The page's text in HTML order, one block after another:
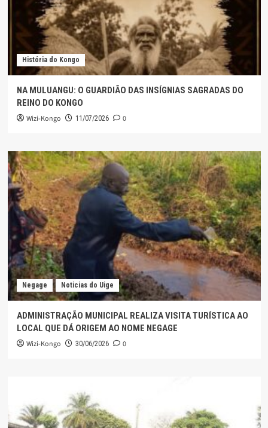
História do Kongo
NA MULUANGU: O GUARDIÃO DAS INSÍGNIAS SAGRADAS DO
REINO DO KONGO
Wizi-Kongo 11/07/2026 0
Negage Noticias do Uige
ADMINISTRAÇÃO MUNICIPAL REALIZA VISITA TURÍSTICA AO
LOCAL QUE DÁ ORIGEM AO NOME NEGAGE
Wizi-Kongo 30/06/2026 0